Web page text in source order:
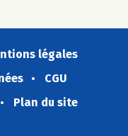
légales
CGU
Plan du site